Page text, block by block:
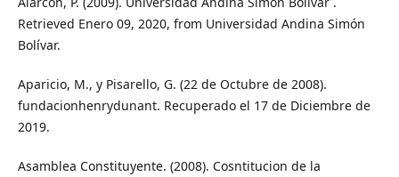
Retrieved Enero 09, 2020, from Universidad Andina Simón
Bolívar.
Aparicio, M., y Pisarello, G. (22 de Octubre de 2008).
fundacionhenrydunant. Recuperado el 17 de Diciembre de
2019.
Asamblea Constituyente. (2008). Cosntitucion de la